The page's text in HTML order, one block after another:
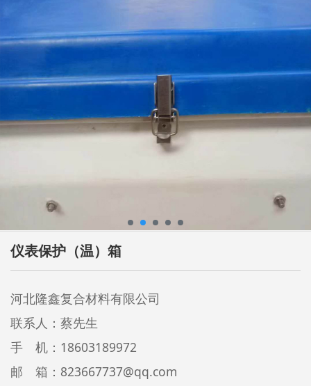
仪表保护（温）箱
河北隆鑫复合材料有限公司
联系人：蔡先生
手 机：18603189972
邮 箱：823667737@qq.com